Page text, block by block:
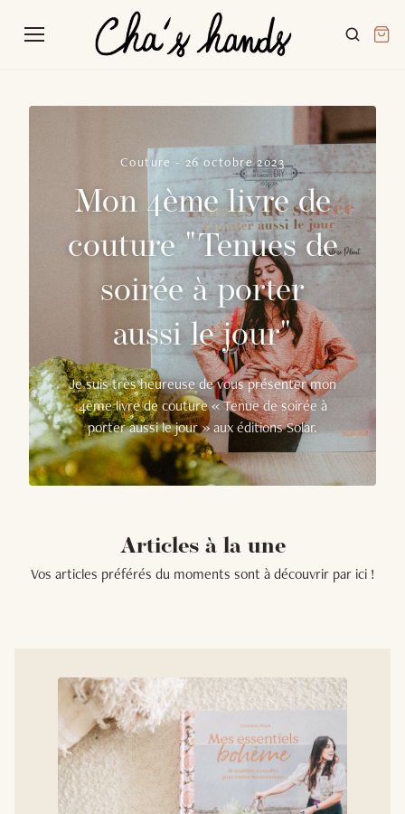
Couture - 26 octobre 2023
Mon 4ème livre de
couture "Tenues de
soirée à porter
aussi le jour"
Je suis très heureuse de vous présenter mon
4ème livre de couture « Tenue de soirée à
porter aussi le jour » aux éditions Solar.
Articles à la une
Vos articles préférés du moments sont à découvrir par ici !